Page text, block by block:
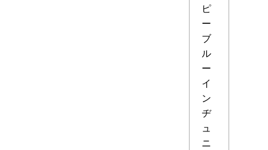
ピ
ー
ブ
ル
ー
イ
ン
ヂ
ュ
ニ